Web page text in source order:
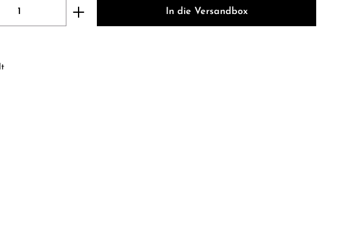
Anzahl: Gib den gewünschten Wert ein oder
In die Versandbox